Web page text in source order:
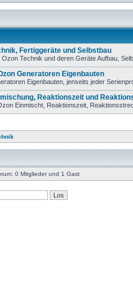
Fertiggeräte und Selbstbau
Technik und deren Geräte Aufbau,
Generatoren Eigenbauten
Eigenbauten, jenseits jeder
Reaktionszeit und
Einmischt, Reaktionszeit,
0 Mitglieder und 1 Gast